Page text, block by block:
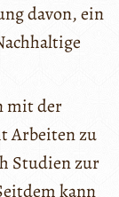
davon, ein
mit der
Arbeiten zu
Studien zur
kann